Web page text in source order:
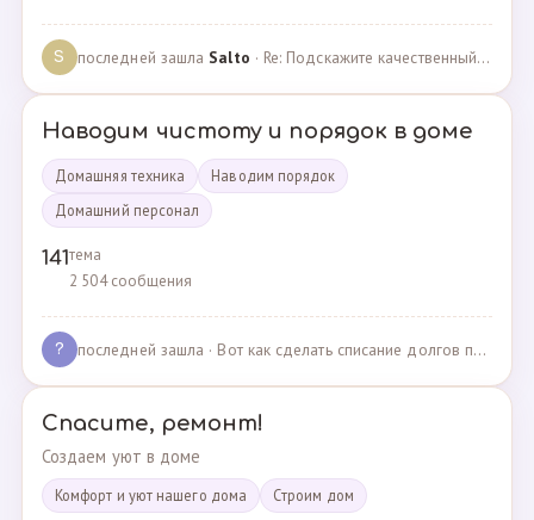
S последней зашла Salto · Re: Подскажите качественный и крепкий капсульный ко… · 01.09.2024
Наводим чистоту и порядок в доме
Домашняя техника
Наводим порядок
Домашний персонал
141тема
2 504 сообщения
? последней зашла · Вот как сделать списание долгов по жкх? · 02.05.2025
Спасите, ремонт!
Создаем уют в доме
Комфорт и уют нашего дома Cтроим дом